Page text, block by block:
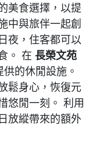
美食選擇，以提
中與旅伴一起創
夜，住客都可以
。 在 長榮文苑
的休閒設施。
鬆身心，恢復元
悠閒一刻。 利用
放縱帶來的額外